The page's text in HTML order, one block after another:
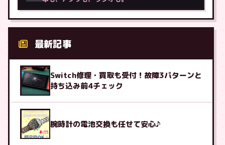
最新記事
Switch修理・買取も受付！故障3パターンと
持ち込み前4チェック
腕時計の電池交換も任せて安心♪